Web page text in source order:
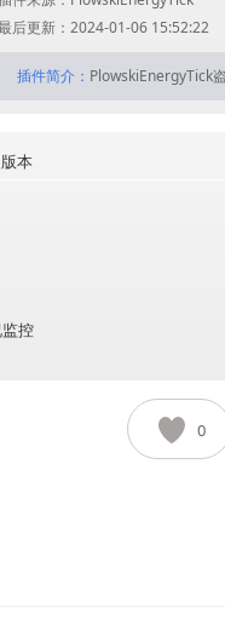
后更新：2024-01-06 15:52:22
插件简介： PlowskiEnergyTick
本
控
0